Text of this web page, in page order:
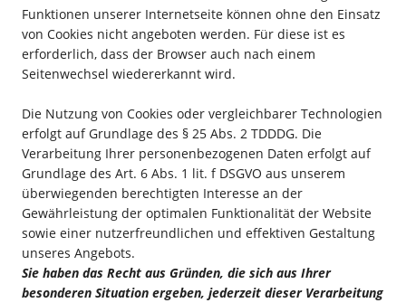
Funktionen unserer Internetseite können ohne den Einsatz
von Cookies nicht angeboten werden. Für diese ist es
erforderlich, dass der Browser auch nach einem
Seitenwechsel wiedererkannt wird.
Die Nutzung von Cookies oder vergleichbarer Technologien
erfolgt auf Grundlage des § 25 Abs. 2 TDDDG. Die
Verarbeitung Ihrer personenbezogenen Daten erfolgt auf
Grundlage des Art. 6 Abs. 1 lit. f DSGVO aus unserem
überwiegenden berechtigten Interesse an der
Gewährleistung der optimalen Funktionalität der Website
sowie einer nutzerfreundlichen und effektiven Gestaltung
unseres Angebots.
Sie haben das Recht aus Gründen, die sich aus Ihrer
besonderen Situation ergeben, jederzeit dieser Verarbeitung